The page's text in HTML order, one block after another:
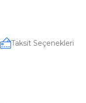
Taksit Seçenekleri